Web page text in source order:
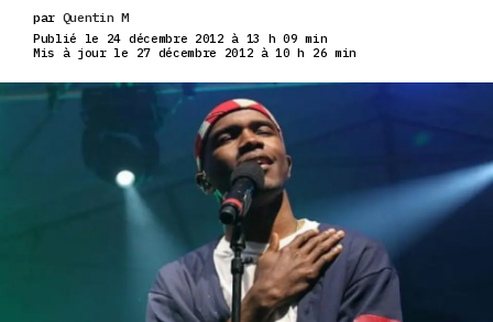
par Quentin M
Publié le 24 décembre 2012 à 13 h 09 min
Mis à jour le 27 décembre 2012 à 10 h 26 min